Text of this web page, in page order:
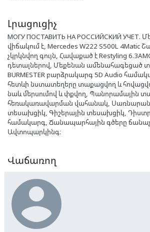
Լրացուցիչ
МОГУ ПОСТАВИТЬ НА РОССИЙСКИЙ УЧЕТ.
վիճակում է, Mercedes W222 S500L 4Matic
չկրկնվող գույն, Հավաքած է Restyling
դետալներով, Մեքենան ամենահագեցած
BURMESTER բարձրակարգ 5D Audio
հետևի նստատեղերը տաքացվող և
նաև մերսումով և փքվող, Պանորամային
հեռակառավարման վահանակ,
տեսախցիկ, Գիշերային տեսախցիկ,
համակարգ, Ճանապարհային գծերը
Ավտոպարկինգ։
Վաճառող
